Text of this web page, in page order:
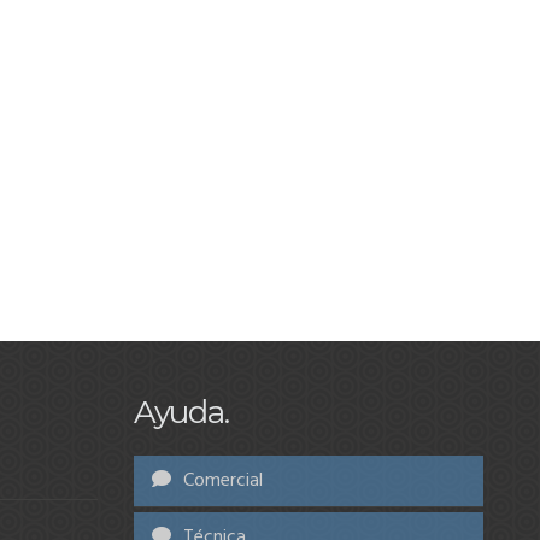
Ayuda.
Comercial